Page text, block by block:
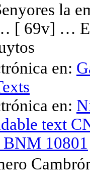
la
[ 69v] … Et
en:
en:
text
BNM 10801